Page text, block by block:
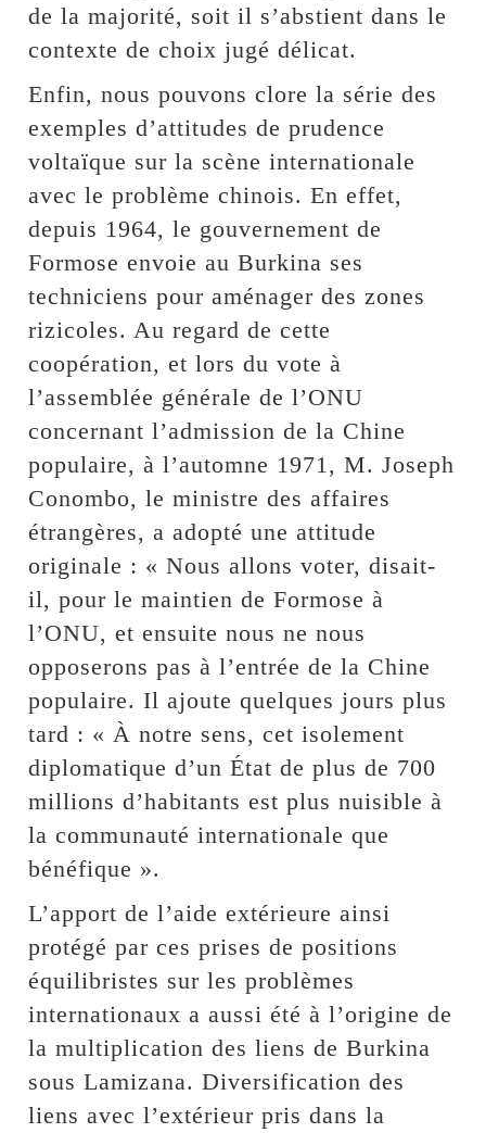
de la majorité, soit il s’abstient dans le
contexte de choix jugé délicat.
Enfin, nous pouvons clore la série des
exemples d’attitudes de prudence
voltaïque sur la scène internationale
avec le problème chinois. En effet,
depuis 1964, le gouvernement de
Formose envoie au Burkina ses
techniciens pour aménager des zones
rizicoles. Au regard de cette
coopération, et lors du vote à
l’assemblée générale de l’ONU
concernant l’admission de la Chine
populaire, à l’automne 1971, M. Joseph
Conombo, le ministre des affaires
étrangères, a adopté une attitude
originale : « Nous allons voter, disait-
il, pour le maintien de Formose à
l’ONU, et ensuite nous ne nous
opposerons pas à l’entrée de la Chine
populaire. Il ajoute quelques jours plus
tard : « À notre sens, cet isolement
diplomatique d’un État de plus de 700
millions d’habitants est plus nuisible à
la communauté internationale que
bénéfique ».
L’apport de l’aide extérieure ainsi
protégé par ces prises de positions
équilibristes sur les problèmes
internationaux a aussi été à l’origine de
la multiplication des liens de Burkina
sous Lamizana. Diversification des
liens avec l’extérieur pris dans la